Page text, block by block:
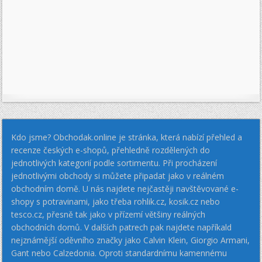
Kdo jsme? Obchodak.online je stránka, která nabízí přehled a
recenze českých e-shopů, přehledně rozdělených do
jednotlivých kategorií podle sortimentu. Při procházení
jednotlivými obchody si můžete připadat jako v reálném
obchodním domě. U nás najdete nejčastěji navštěvované e-
shopy s potravinami, jako třeba rohlik.cz, kosik.cz nebo
tesco.cz, přesně tak jako v přízemí většiny reálných
obchodních domů. V dalších patrech pak najdete napříkald
nejznámější oděvního značky jako Calvin Klein, Giorgio Armani,
Gant nebo Calzedonia. Oproti standardnímu kamennému